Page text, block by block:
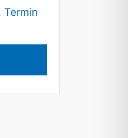
Termin